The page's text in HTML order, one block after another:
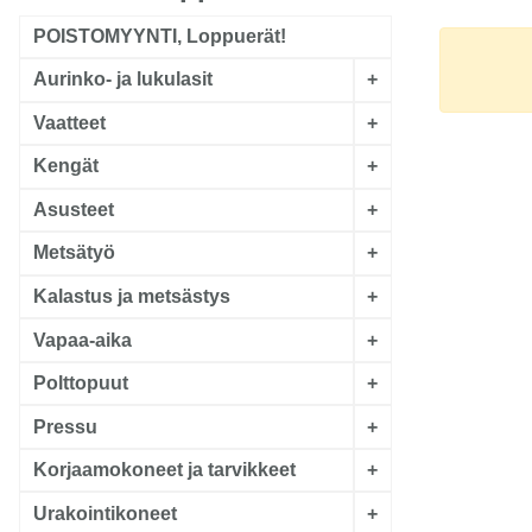
POISTOMYYNTI, Loppuerät!
Aurinko- ja lukulasit +
Vaatteet +
Kengät +
Asusteet +
Metsätyö +
Kalastus ja metsästys +
Vapaa-aika +
Polttopuut +
Pressu +
Korjaamokoneet ja tarvikkeet +
Urakointikoneet +